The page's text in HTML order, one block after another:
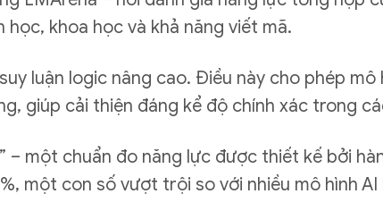
khoa học và khả năng viết mã.
luận logic nâng cao. Điều này cho phép
giúp cải thiện đáng kể độ chính xác trong
– một chuẩn đo năng lực được thiết kế bởi
một con số vượt trội so với nhiều mô hình